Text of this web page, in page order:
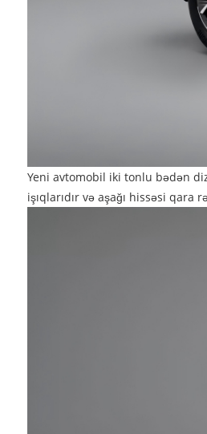
Yeni avtomobil iki tonlu bədən
işıqlarıdır və aşağı hissəsi